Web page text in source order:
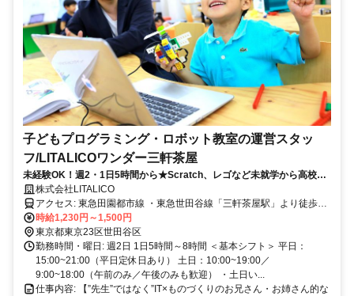
子どもプログラミング・ロボット教室の運営スタッ
フ/LITALICOワンダー三軒茶屋
未経験OK！週2・1日5時間から★Scratch、レゴなど未就学から高校生
まで通えるプログラミング教室♪
株式会社LITALICO
アクセス: 東急田園都市線 ・東急世田谷線「三軒茶屋駅」より徒歩4
分
時給1,230円～1,500円
東京都東京23区世田谷区
勤務時間・曜日: 週2日 1日5時間～8時間 ＜基本シフト＞ 平日：
15:00~21:00（平日定休日あり） 土日：10:00~19:00／
9:00~18:00（午前のみ／午後のみも歓迎） ・土日い...
仕事内容: 【”先生”ではなく”IT×ものづくりのお兄さん・お姉さん的な